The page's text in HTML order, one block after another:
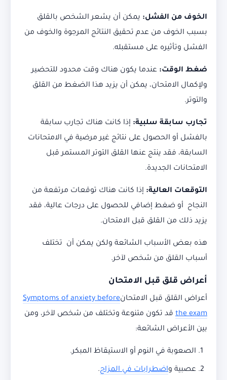
الخوف من الفشل: يمكن أن يشعر الشخص بالقلق
بسبب الخوف من عدم تحقيق النتائج المرجوة والخوف من
الفشل وتأثيره على مستقبله.
ضغط الوقت: عندما يكون هناك وقت محدود للتحضير
ولإكمال الامتحان، يمكن أن يزيد هذا الضغط من القلق
والتوتر.
تجارب سابقة سلبية: إذا كانت هناك تجارب سابقة
بالفشل أو الحصول على نتائج غير مرضية في الامتحانات
السابقة، فقد ينتج عنها القلق التوتر المستمر قبل
الامتحانات الجديدة.
التوقعات العالية: إذا كانت هناك توقعات مرتفعة من
النجاح أو ضغط إضافي للحصول على درجات عالية، فقد
يزيد ذلك من القلق قبل الامتحان.
هذه بعض الأسباب الشائعة ولكن يمكن أن تختلف
أسباب القلق من شخص لآخر.
أعراض قلق قبل الامتحان
أعراض القلق قبل الامتحانSymptoms of anxiety before
the exam قد تكون متنوعة وتختلف من شخص لآخر، ومن
بين الأعراض الشائعة:
الصعوبة في النوم أو الاستيقاظ المبكر.
عصبية واضطرابات في المزاج.